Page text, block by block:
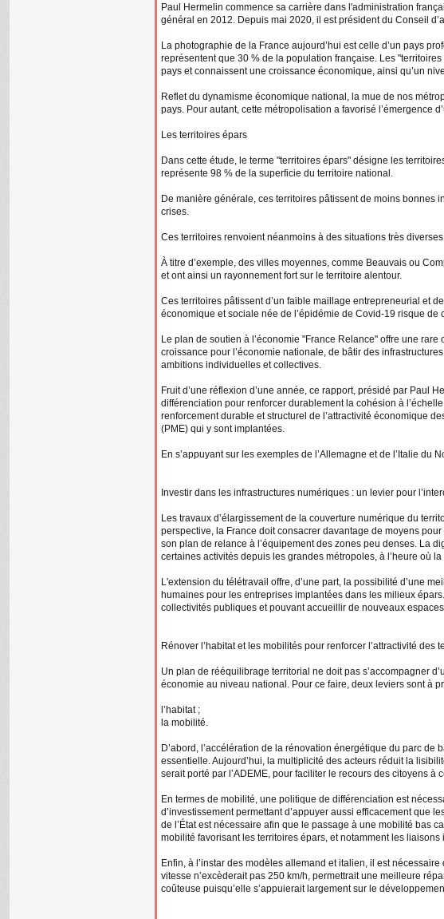
Paul Hermelin commence sa carrière dans l'administration
général en 2012. Depuis mai 2020, il est président du Conseil
La photographie de la France aujourd’hui est celle d’un pays
représentent que 30 % de la population française. Les
pays et connaissent une croissance économique, ainsi qu’un
Reflet du dynamisme économique national, la mue de nos
pays. Pour autant, cette métropolisation a favorisé l’émergence
Les territoires épars
Dans cette étude, le terme "territoires épars" désigne les
représente 98 % de la superficie du territoire national.
De manière générale, ces territoires pâtissent de moins bonnes
crises.
Ces territoires renvoient néanmoins à des situations très
À titre d’exemple, des villes moyennes, comme Beauvais ou
et ont ainsi un rayonnement fort sur le territoire alentour.
Ces territoires pâtissent d’un faible maillage entrepreneurial et
économique et sociale née de l’épidémie de Covid-19 risque de
Le plan de soutien à l’économie "France Relance" offre une
croissance pour l’économie nationale, de bâtir des
ambitions individuelles et collectives.
Fruit d’une réflexion d’une année, ce rapport, présidé par Paul
différenciation pour renforcer durablement la cohésion à
renforcement durable et structurel de l’attractivité économique
(PME) qui y sont implantées.
En s’appuyant sur les exemples de l’Allemagne et de l’Italie
Investir dans les infrastructures numériques : un levier pour
Les travaux d’élargissement de la couverture numérique du
perspective, la France doit consacrer davantage de moyens
son plan de relance à l’équipement des zones peu denses. La
certaines activités depuis les grandes métropoles, à l’heure où
L'extension du télétravail offre, d’une part, la possibilité d’une
humaines pour les entreprises implantées dans les milieux
collectivités publiques et pouvant accueillir de nouveaux
Rénover l’habitat et les mobilités pour renforcer l’attractivité
Un plan de rééquilibrage territorial ne doit pas s’accompagner
économie au niveau national. Pour ce faire, deux leviers sont à
l’habitat ;
la mobilité.
D’abord, l’accélération de la rénovation énergétique du parc
essentielle. Aujourd’hui, la multiplicité des acteurs réduit la
serait porté par l’ADEME, pour faciliter le recours des citoyens
En termes de mobilité, une politique de différenciation est
d’investissement permettant d’appuyer aussi efficacement que
de l’État est nécessaire afin que le passage à une mobilité bas
mobilité favorisant les territoires épars, et notamment les
Enfin, à l’instar des modèles allemand et italien, il est
vitesse n’excèderait pas 250 km/h, permettrait une meilleure
coûteuse puisqu’elle s’appuierait largement sur le